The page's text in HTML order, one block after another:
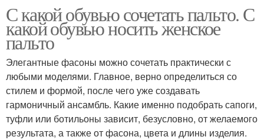
С какой обувью сочетать пальто. С
какой обувью носить женское
пальто
Элегантные фасоны можно сочетать практически с
любыми моделями. Главное, верно определиться со
стилем и формой, после чего уже создавать
гармоничный ансамбль. Какие именно подобрать сапоги,
туфли или ботильоны зависит, безусловно, от желаемого
результата, а также от фасона, цвета и длины изделия.